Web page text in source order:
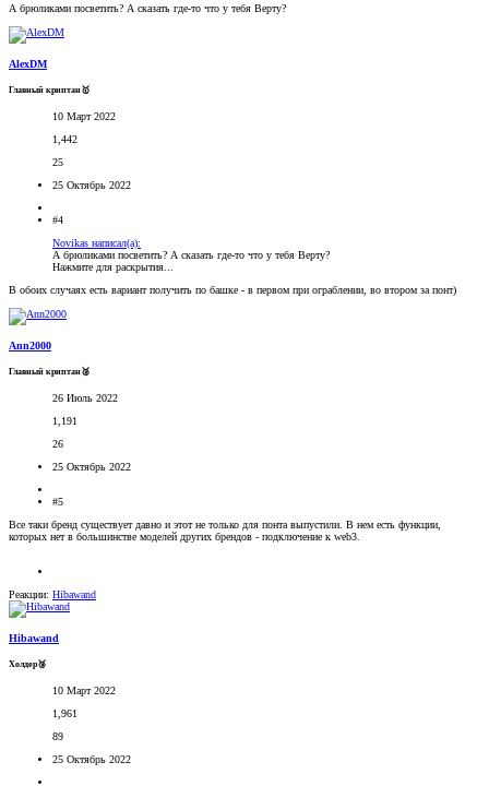
А брюликами посветить? А сказать где-то что у тебя Верту?
AlexDM
Главный криптан🥇
10 Март 2022
1,442
25
25 Октябрь 2022
#4
Novikas написал(а):
А брюликами посветить? А сказать где-то что у тебя Верту?
Нажмите для раскрытия...
В обоих случаях есть вариант получить по башке - в первом при ограблении, во втором за понт)
Ann2000
Главный криптан🥈
26 Июль 2022
1,191
26
25 Октябрь 2022
#5
Все таки бренд существует давно и этот не только для понта выпустили. В нем есть функции,
которых нет в большинстве моделей других брендов - подключение к web3.
Реакции: Hibawand
Hibawand
Холдер🥉
10 Март 2022
1,961
89
25 Октябрь 2022